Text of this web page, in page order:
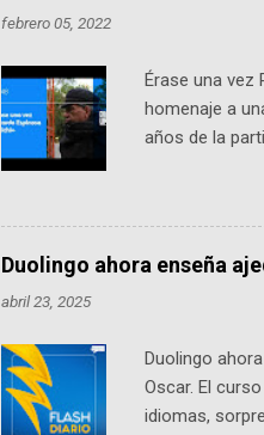
febrero 05, 2022
Érase una vez
homenaje a
años de la
podcast, de
nuestro
Notas del
pueden
Duolingo ahora enseña
abril 23, 2025
Duolingo
Oscar. El
idiomas,